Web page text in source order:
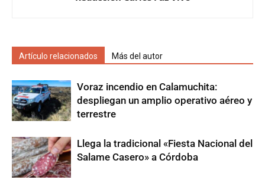
Artículo relacionados Más del autor
Voraz incendio en Calamuchita:
despliegan un amplio operativo aéreo y
terrestre
Llega la tradicional «Fiesta Nacional del
Salame Casero» a Córdoba